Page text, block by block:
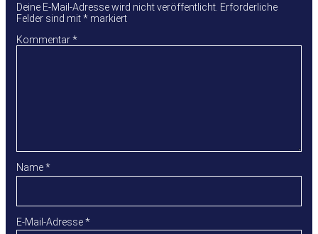
Deine E-Mail-Adresse wird nicht veröffentlicht. Erforderliche
Felder sind mit* markiert
Kommentar*
Name*
E-Mail-Adresse*